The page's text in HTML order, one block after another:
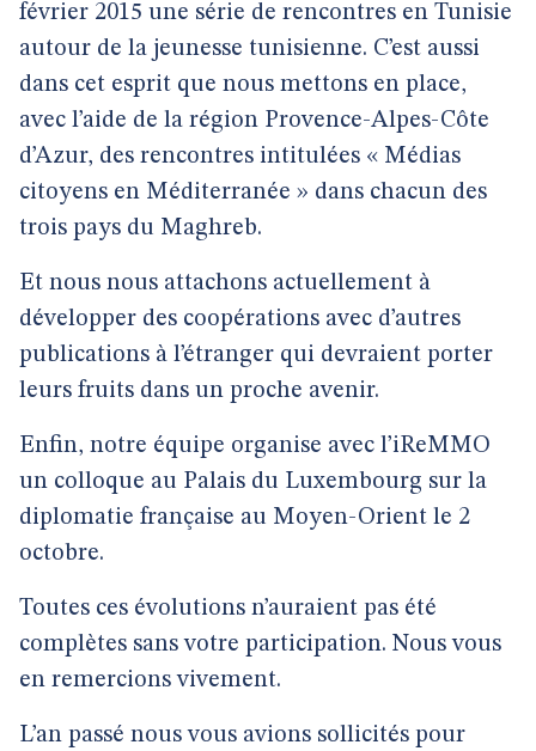
février 2015 une série de rencontres en Tunisie
autour de la jeunesse tunisienne. C’est aussi
dans cet esprit que nous mettons en place,
avec l’aide de la région Provence-Alpes-Côte
d’Azur, des rencontres intitulées « Médias
citoyens en Méditerranée » dans chacun des
trois pays du Maghreb.
Et nous nous attachons actuellement à
développer des coopérations avec d’autres
publications à l’étranger qui devraient porter
leurs fruits dans un proche avenir.
Enfin, notre équipe organise avec l’iReMMO
un colloque au Palais du Luxembourg sur la
diplomatie française au Moyen-Orient le 2
octobre.
Toutes ces évolutions n’auraient pas été
complètes sans votre participation. Nous vous
en remercions vivement.
L’an passé nous vous avions sollicités pour